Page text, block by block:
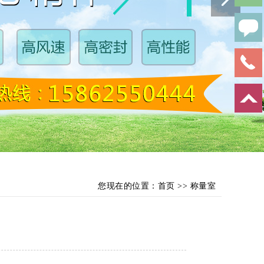
您现在的位置： 首页 >> 称量室